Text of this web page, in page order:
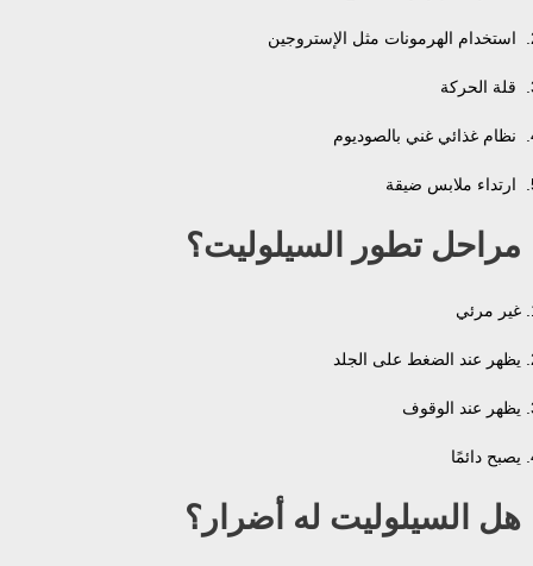
استخدام الهرمونات مثل الإستروجين
قلة الحركة
نظام غذائي غني بالصوديوم
ارتداء ملابس ضيقة
مراحل تطور السيلوليت؟
غير مرئي
يظهر عند الضغط على الجلد
يظهر عند الوقوف
يصبح دائمًا
هل السيلوليت له أضرار؟